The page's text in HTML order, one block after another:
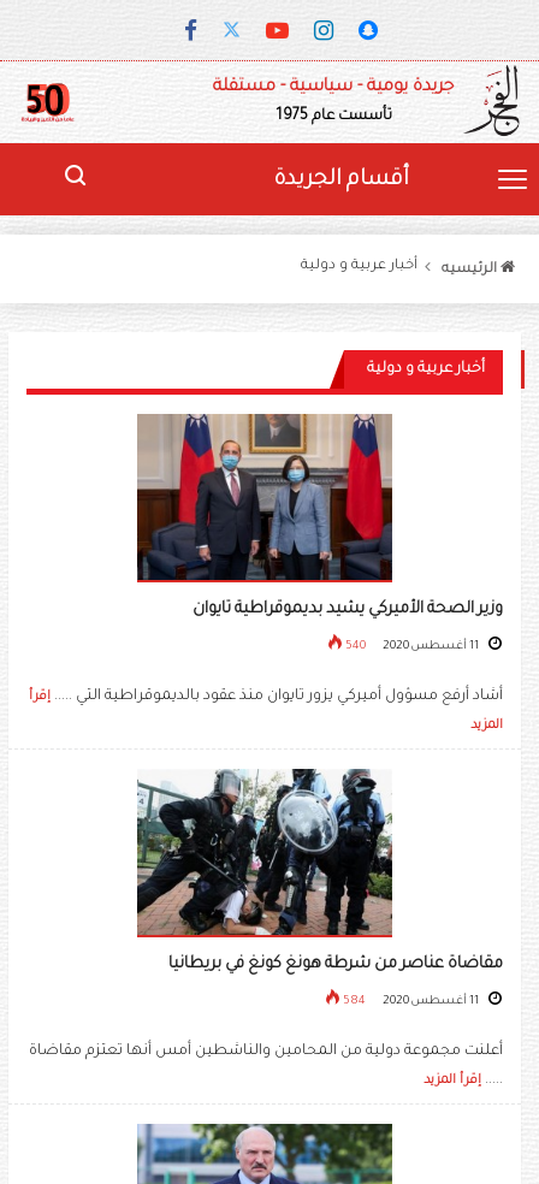
جريدة يومية - سياسية - مستقلة
تأسست عام 1975
أقسام الجريدة
الرئيسيه أخبار عربية و دولية
أخبار عربية و دولية
وزير الصحة الأميركي يشيد بديموقراطية تايوان
540
أشاد أرفع مسؤول أميركي يزور تايوان منذ عقود بالديموقراطية التي ..... إقرأ
المزيد
مقاضاة عناصر من شرطة هونغ كونغ في بريطانيا
584
أعلنت مجموعة دولية من المحامين والناشطين أمس أنها تعتزم مقاضاة
..... إقرأ المزيد